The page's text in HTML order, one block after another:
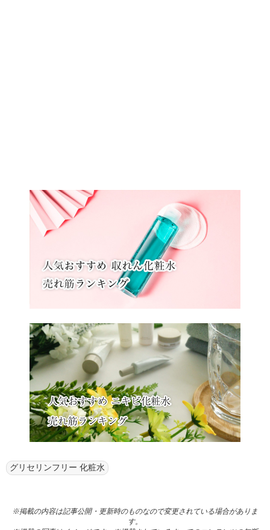
グリセリンフリー 化粧水
※掲載の内容は記事公開・更新時のものなので変更されている場合がありま
す。